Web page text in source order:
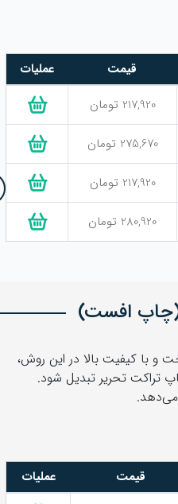
قیمت
عملیات
217,920 تومان
275,670 تومان
217,920 تومان
280,920 تومان
(چاپ افست)
و با کیفیت بالا در این روش،
تراکت تحریر تبدیل شود.
می‌دهد.
قیمت
عملیات